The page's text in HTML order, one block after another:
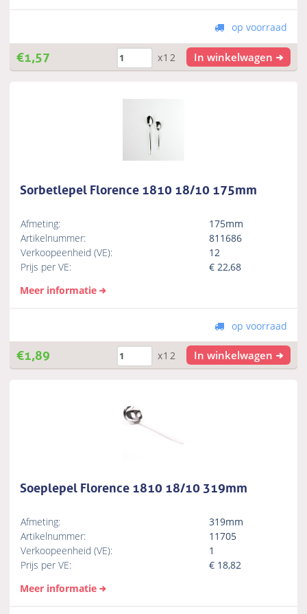
op voorraad
€1,57 x12 In winkelwagen
Sorbetlepel Florence 1810 18/10 175mm
Afmeting:
175mm
Artikelnummer:
811686
Verkoopeenheid (VE):
12
Prijs per VE:
€ 22,68
Meer informatie
op voorraad
€1,89 x12 In winkelwagen
Soeplepel Florence 1810 18/10 319mm
Afmeting:
319mm
Artikelnummer:
11705
Verkoopeenheid (VE):
1
Prijs per VE:
€ 18,82
Meer informatie